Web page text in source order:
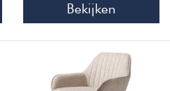
Bekijken